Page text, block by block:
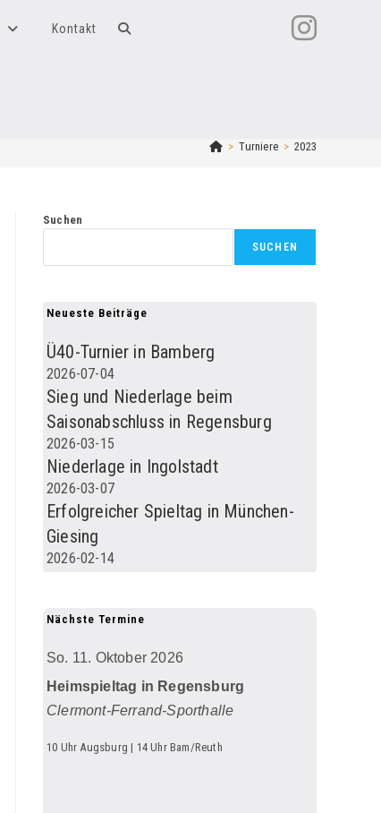
Kontakt Website-
> Turniere > 2023
Suchen
SUCHEN
Neueste Beiträge
Ü40-Turnier in Bamberg
2026-07-04
Sieg und Niederlage beim
Saisonabschluss in Regensburg
2026-03-15
Niederlage in Ingolstadt
2026-03-07
Erfolgreicher Spieltag in München-
Giesing
2026-02-14
Nächste Termine
So. 11. Oktober 2026
Heimspieltag in Regensburg
Clermont-Ferrand-Sporthalle
10 Uhr Augsburg | 14 Uhr Bam/Reuth